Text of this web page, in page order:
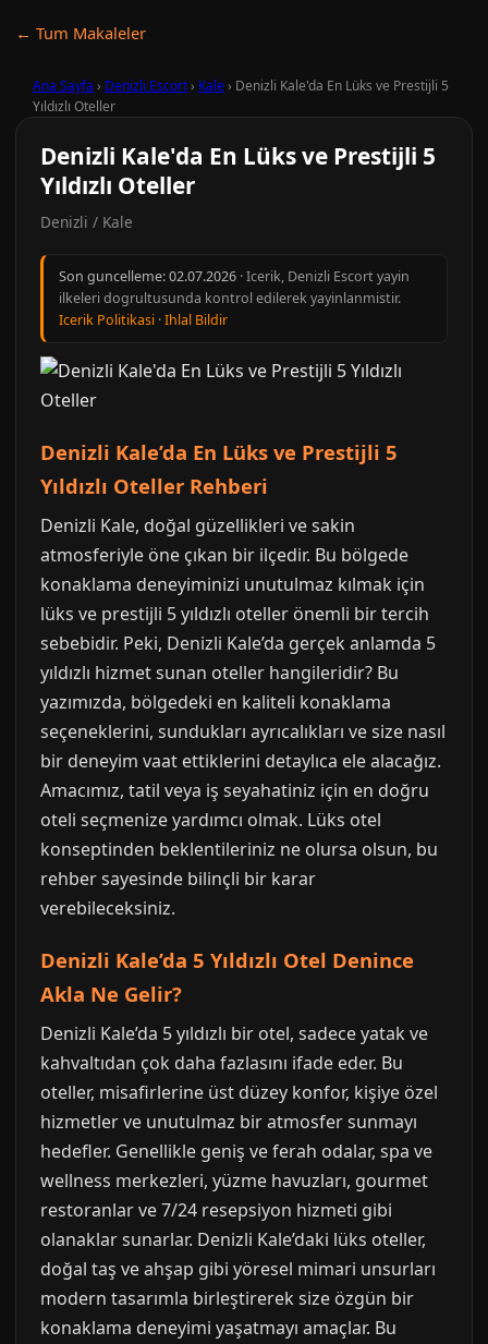
← Tum Makaleler
Ana Sayfa › Denizli Escort› Kale› Denizli Kale'da En Lüks ve Prestijli 5
Yıldızlı Oteller
Denizli Kale'da En Lüks ve Prestijli 5
Yıldızlı Oteller
Denizli / Kale
Son guncelleme:02.07.2026 · Icerik, Denizli Escort yayin
ilkeleri dogrultusunda kontrol edilerek yayinlanmistir.
Icerik Politikasi ·Ihlal Bildir
Denizli Kale’da En Lüks ve Prestijli 5
Yıldızlı Oteller Rehberi
Denizli Kale, doğal güzellikleri ve sakin
atmosferiyle öne çıkan bir ilçedir. Bu bölgede
konaklama deneyiminizi unutulmaz kılmak için
lüks ve prestijli 5 yıldızlı oteller önemli bir tercih
sebebidir. Peki, Denizli Kale’da gerçek anlamda 5
yıldızlı hizmet sunan oteller hangileridir? Bu
yazımızda, bölgedeki en kaliteli konaklama
seçeneklerini, sundukları ayrıcalıkları ve size nasıl
bir deneyim vaat ettiklerini detaylıca ele alacağız.
Amacımız, tatil veya iş seyahatiniz için en doğru
oteli seçmenize yardımcı olmak. Lüks otel
konseptinden beklentileriniz ne olursa olsun, bu
rehber sayesinde bilinçli bir karar
verebileceksiniz.
Denizli Kale’da 5 Yıldızlı Otel Denince
Akla Ne Gelir?
Denizli Kale’da 5 yıldızlı bir otel, sadece yatak ve
kahvaltıdan çok daha fazlasını ifade eder. Bu
oteller, misafirlerine üst düzey konfor, kişiye özel
hizmetler ve unutulmaz bir atmosfer sunmayı
hedefler. Genellikle geniş ve ferah odalar, spa ve
wellness merkezleri, yüzme havuzları, gourmet
restoranlar ve 7/24 resepsiyon hizmeti gibi
olanaklar sunarlar. Denizli Kale’daki lüks oteller,
doğal taş ve ahşap gibi yöresel mimari unsurları
modern tasarımla birleştirerek size özgün bir
konaklama deneyimi yaşatmayı amaçlar. Bu